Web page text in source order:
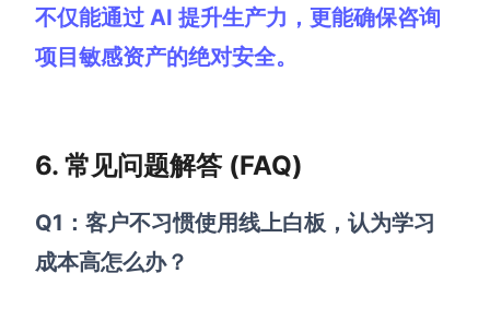
不仅能通过 AI 提升生产力，更能确保咨询
项目敏感资产的绝对安全。
6. 常见问题解答 (FAQ)
Q1：客户不习惯使用线上白板，认为学习
成本高怎么办？